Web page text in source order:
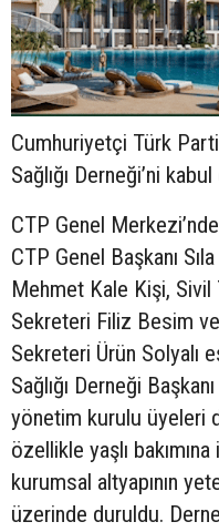
Cumhuriyetçi Türk
Sağlığı Derneği’ni
CTP Genel
CTP Genel Başkanı
Mehmet Kale Kişi,
Sekreteri Filiz Besim
Sekreteri Ürün Solyalı
Sağlığı Derneği
yönetim kurulu üyeleri
özellikle yaşlı
kurumsal altyapının
üzerinde duruldu.